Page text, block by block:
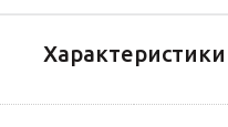
Характеристики